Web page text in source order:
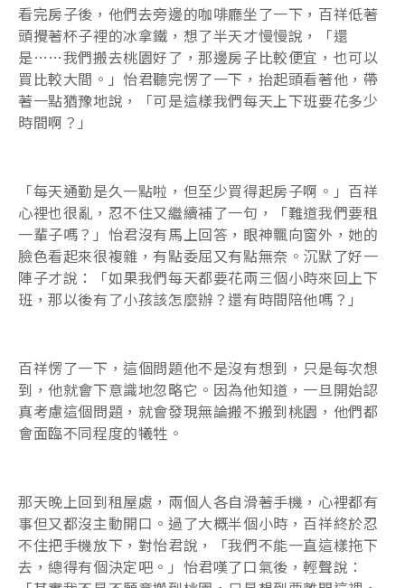
看完房子後，他們去旁邊的咖啡廳坐了一下，百祥低著
頭攪著杯子裡的冰拿鐵，想了半天才慢慢說，「還
是……我們搬去桃園好了，那邊房子比較便宜，也可以
買比較大間。」怡君聽完愣了一下，抬起頭看著他，帶
著一點猶豫地說，「可是這樣我們每天上下班要花多少
時間啊？」
「每天通勤是久一點啦，但至少買得起房子啊。」百祥
心裡也很亂，忍不住又繼續補了一句，「難道我們要租
一輩子嗎？」怡君沒有馬上回答，眼神飄向窗外，她的
臉色看起來很複雜，有點委屈又有點無奈。沉默了好一
陣子才說：「如果我們每天都要花兩三個小時來回上下
班，那以後有了小孩該怎麼辦？還有時間陪他嗎？」
百祥愣了一下，這個問題他不是沒有想到，只是每次想
到，他就會下意識地忽略它。因為他知道，一旦開始認
真考慮這個問題，就會發現無論搬不搬到桃園，他們都
會面臨不同程度的犧牲。
那天晚上回到租屋處，兩個人各自滑著手機，心裡都有
事但又都沒主動開口。過了大概半個小時，百祥終於忍
不住把手機放下，對怡君說，「我們不能一直這樣拖下
去，總得有個決定吧。」怡君嘆了口氣後，輕聲說：